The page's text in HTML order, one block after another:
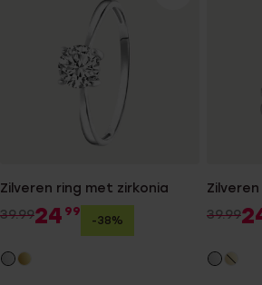
Zilveren ring met zirkonia
39.9924 99
-38%
39.99